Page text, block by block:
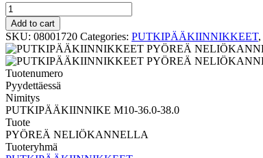
PYÖREÄ
NELIÖKANNELLA
PUTKIPÄÄKIINNIKE
M10-
36.0-
38.0
quantity
Add to cart
SKU: 08001720 Categories: PUTKIPÄÄKIINNIKKEET,
Tuotenumero
Pyydettäessä
Nimitys
PUTKIPÄÄKIINNIKE M10-36.0-38.0
Tuote
PYÖREÄ NELIÖKANNELLA
Tuoteryhmä